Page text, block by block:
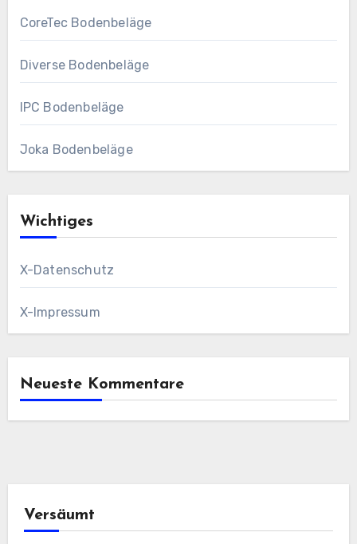
CoreTec Bodenbeläge
Diverse Bodenbeläge
IPC Bodenbeläge
Joka Bodenbeläge
Wichtiges
X-Datenschutz
X-Impressum
Neueste Kommentare
Versäumt